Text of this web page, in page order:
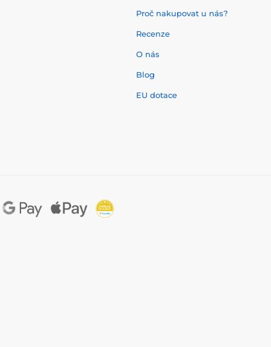
Proč nakupovat u nás?
Recenze
O nás
Blog
EU dotace